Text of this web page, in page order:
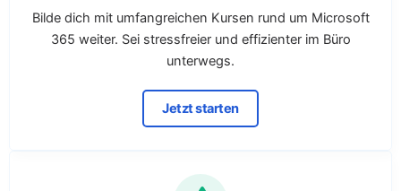
Bilde dich mit umfangreichen Kursen rund um Microsoft
365 weiter. Sei stressfreier und effizienter im Büro
unterwegs.
Jetzt starten